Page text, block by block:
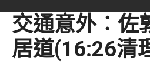
交通意外︰佐
居道(16:26清